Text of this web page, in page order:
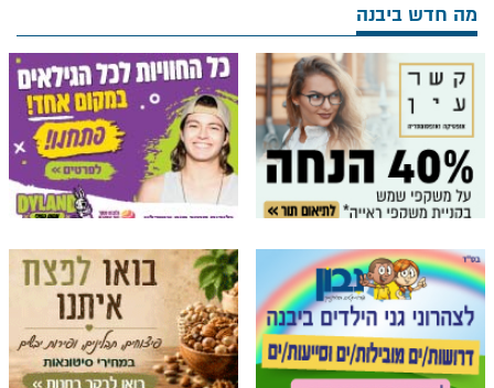
מה חדש ביבנה